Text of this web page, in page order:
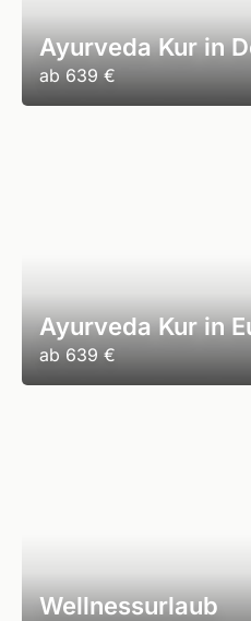
Ayurveda Kur in
ab 639 €
Ayurveda Kur in
ab 639 €
Wellnessurlaub